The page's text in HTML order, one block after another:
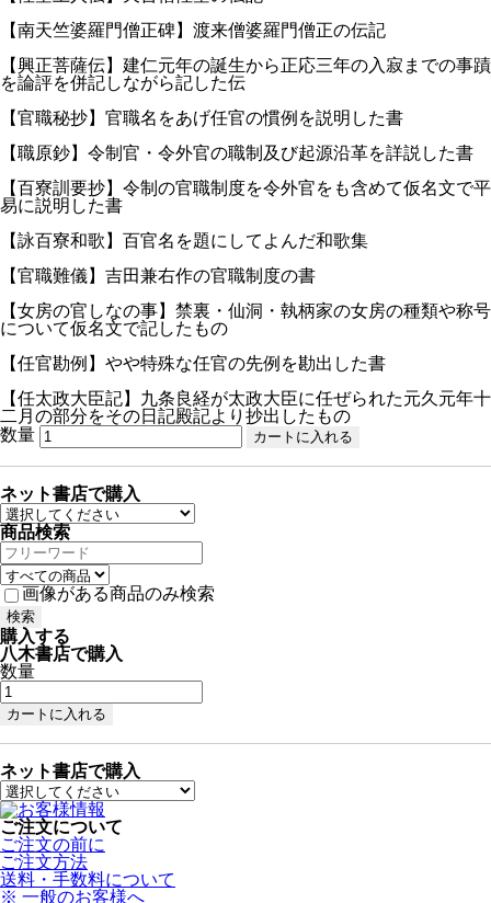
【南天竺婆羅門僧正碑】渡来僧婆羅門僧正の伝記
【興正菩薩伝】建仁元年の誕生から正応三年の入寂までの事蹟
を論評を併記しながら記した伝
【官職秘抄】官職名をあげ任官の慣例を説明した書
【職原鈔】令制官・令外官の職制及び起源沿革を詳説した書
【百寮訓要抄】令制の官職制度を令外官をも含めて仮名文で平
易に説明した書
【詠百寮和歌】百官名を題にしてよんだ和歌集
【官職難儀】吉田兼右作の官職制度の書
【女房の官しなの事】禁裏・仙洞・執柄家の女房の種類や称号
について仮名文で記したもの
【任官勘例】やや特殊な任官の先例を勘出した書
【任太政大臣記】九条良経が太政大臣に任ぜられた元久元年十
二月の部分をその日記殿記より抄出したもの
数量
ネット書店で購入
商品検索
画像がある商品のみ検索
購入する
八木書店で購入
数量
ネット書店で購入
ご注文について
ご注文の前に
ご注文方法
送料・手数料について
※ 一般のお客様へ